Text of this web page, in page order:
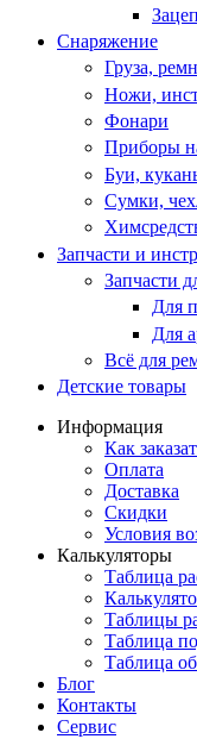
Снаряжение
Груза,
Ножи,
Фонари
Приборы
Буи,
Сумки,
Запчасти и
Запчасти
Для
Для
Всё для
Детские товары
Информация
Как
Оплата
Доставка
Скидки
Условия
Калькуляторы
Таблица
Таблицы
Таблица
Таблица
Блог
Контакты
Сервис